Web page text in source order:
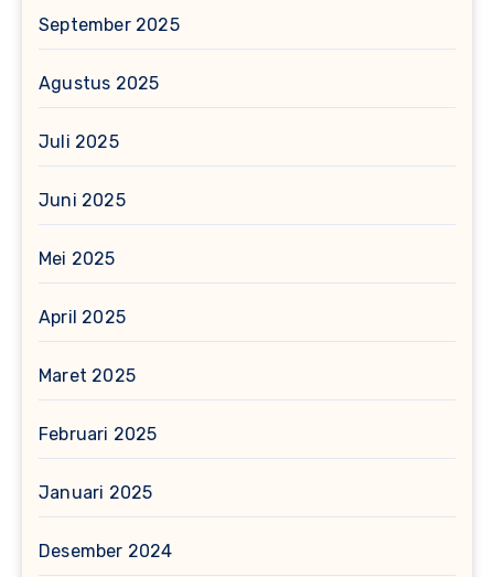
September 2025
Agustus 2025
Juli 2025
Juni 2025
Mei 2025
April 2025
Maret 2025
Februari 2025
Januari 2025
Desember 2024